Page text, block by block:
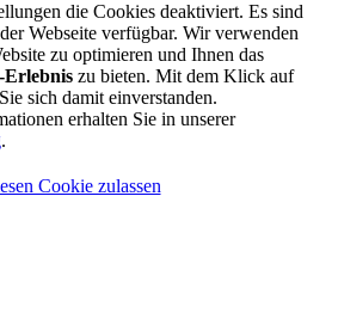
die Cookies deaktiviert. Es sind
Webseite verfügbar. Wir verwenden
zu optimieren und Ihnen das
Erlebnis zu bieten. Mit dem Klick auf
sich damit einverstanden.
erhalten Sie in unserer
.
Cookie zulassen